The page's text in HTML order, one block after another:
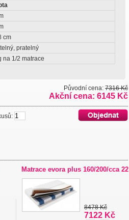
cm
pratelný
na 1/2 matrace
Původní cena: 7316 Kč
Akční cena: 6145 Kč
Matrace evora plus 160/200/cca 22
8478 Kč
7122 Kč